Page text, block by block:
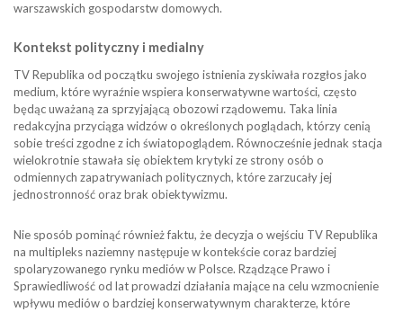
warszawskich gospodarstw domowych.
Kontekst polityczny i medialny
TV Republika od początku swojego istnienia zyskiwała rozgłos jako
medium, które wyraźnie wspiera konserwatywne wartości, często
będąc uważaną za sprzyjającą obozowi rządowemu. Taka linia
redakcyjna przyciąga widzów o określonych poglądach, którzy cenią
sobie treści zgodne z ich światopoglądem. Równocześnie jednak stacja
wielokrotnie stawała się obiektem krytyki ze strony osób o
odmiennych zapatrywaniach politycznych, które zarzucały jej
jednostronność oraz brak obiektywizmu.
Nie sposób pominąć również faktu, że decyzja o wejściu TV Republika
na multipleks naziemny następuje w kontekście coraz bardziej
spolaryzowanego rynku mediów w Polsce. Rządzące Prawo i
Sprawiedliwość od lat prowadzi działania mające na celu wzmocnienie
wpływu mediów o bardziej konserwatywnym charakterze, które